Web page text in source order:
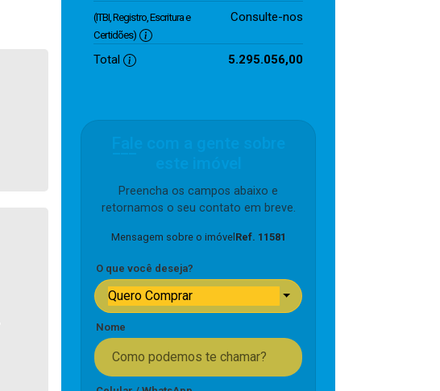
(ITBI, Registro, Escritura e
Certidões)
Consulte-nos
Total 5.295.056,00
Preencha os campos abaixo e
retornamos o seu contato em breve.
Mensagem sobre o imóvel Ref. 11581
O que você deseja?
Quero Comprar
Nome